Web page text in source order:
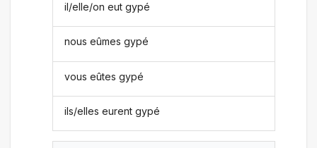
il/elle/on eut gypé
nous eûmes gypé
vous eûtes gypé
ils/elles eurent gypé